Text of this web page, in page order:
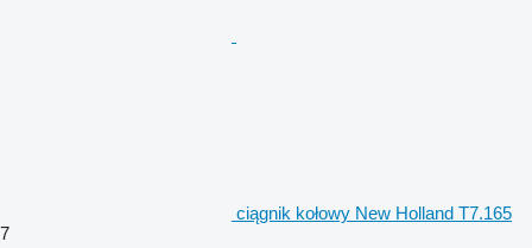
ciągnik kołowy New Holland T7.165
7